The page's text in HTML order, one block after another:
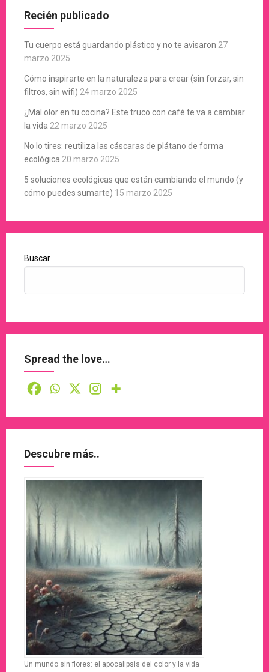
Recién publicado
Tu cuerpo está guardando plástico y no te avisaron 27
marzo 2025
Cómo inspirarte en la naturaleza para crear (sin forzar, sin
filtros, sin wifi) 24 marzo 2025
¿Mal olor en tu cocina? Este truco con café te va a cambiar
la vida 22 marzo 2025
No lo tires: reutiliza las cáscaras de plátano de forma
ecológica 20 marzo 2025
5 soluciones ecológicas que están cambiando el mundo (y
cómo puedes sumarte) 15 marzo 2025
Buscar
Spread the love…
Descubre más..
Un mundo sin flores: el apocalipsis del color y la vida